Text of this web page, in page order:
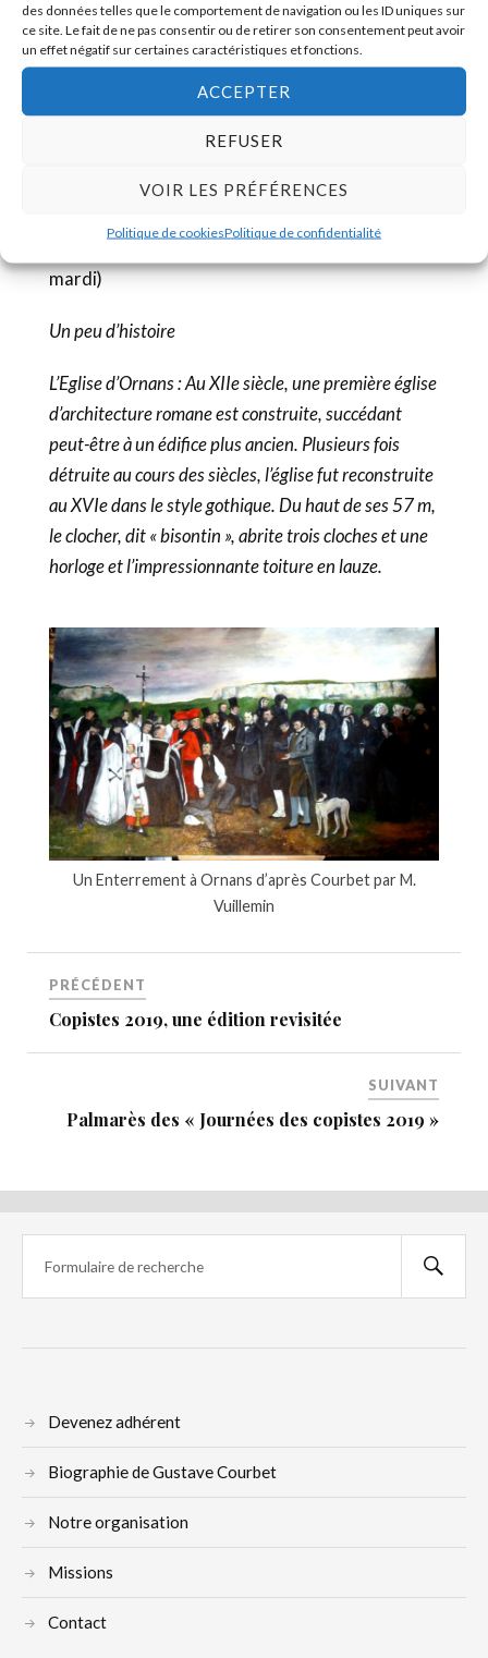
des données telles que le comportement de navigation ou les ID uniques sur
ce site. Le fait de ne pas consentir ou de retirer son consentement peut avoir
un effet négatif sur certaines caractéristiques et fonctions.
ACCEPTER
REFUSER
VOIR LES PRÉFÉRENCES
Politique de cookiesPolitique de confidentialité
rendre à cette très belle exposition du 6 juillet au
mardi)
Un peu d’histoire
L’Eglise d’Ornans : Au XIIe siècle, une première église
d’architecture romane est construite, succédant
peut-être à un édifice plus ancien. Plusieurs fois
détruite au cours des siècles, l’église fut reconstruite
au XVIe dans le style gothique. Du haut de ses 57 m,
le clocher, dit « bisontin », abrite trois cloches et une
horloge et l’impressionnante toiture en lauze.
Un Enterrement à Ornans d’après Courbet par M.
Vuillemin
PRÉCÉDENT
Copistes 2019, une édition revisitée
SUIVANT
Palmarès des « Journées des copistes 2019 »
Devenez adhérent
Biographie de Gustave Courbet
Notre organisation
Missions
Contact